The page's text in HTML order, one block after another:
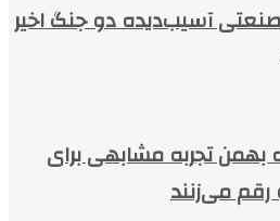
واحد صنعتی آسیب‌دیده دو جنگ اخیر
بهمن تجربه مشابهی برای
رقم می‌زنند